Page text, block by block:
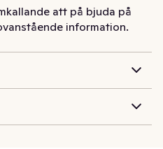
att på bjuda på
äkta finskt hantverk
information.